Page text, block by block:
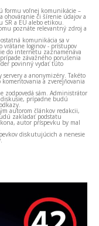
formu voľnej komunikácie –
ohováranie či šírenie údajov a
SR a EÚ alebo etikou.
poznáte relevantný zdroj a
komunikácia sa v
vrátane loginov - prístupov
do internetu zaznamenáva
závažného porušenia
povinný vydať túto
a anonymizéry. Takéto
a zverejňovania
zodpovedá sám. Administrátor
prípadne budú
autorom článkov redakcii,
zakladať podstatu
autor príspevku by mal
diskutujúcich a nenesie